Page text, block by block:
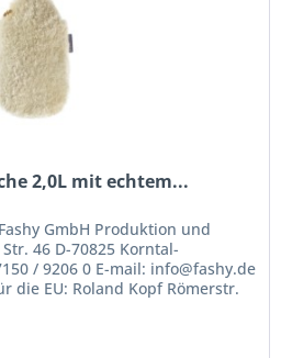
2,0L mit echtem...
GmbH Produktion und
46 D-70825 Korntal-
/ 9206 0 E-mail: info@fashy.de
die EU: Roland Kopf Römerstr.